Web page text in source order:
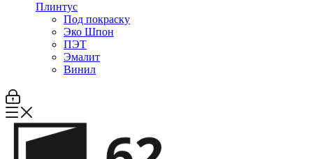
Плинтус
Под покраску
Эко Шпон
ПЭТ
Эмалит
Винил